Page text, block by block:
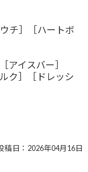
チ
ハートボ
アイスバー
ク
ドレッシ
稿日： 2026年04月16日